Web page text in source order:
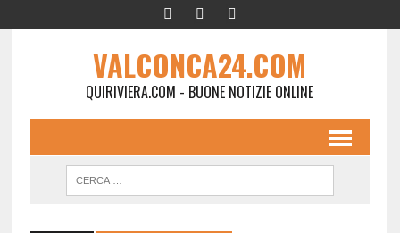
VALCONCA24.COM
QUIRIVIERA.COM - BUONE NOTIZIE ONLINE